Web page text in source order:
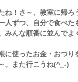
ね！さ～、教室に帰ろ
人ずつ、自分で食べた
みんな順番に並んでよ
に使ったお金・おつり
。また行こうね(^_-)